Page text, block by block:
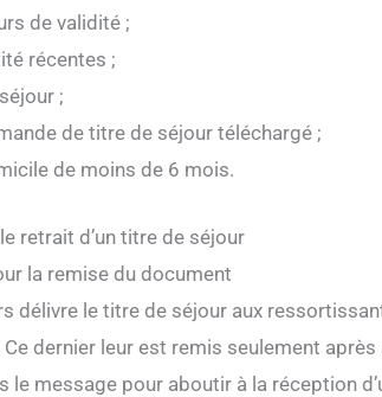
de validité ;
récentes ;
;
de titre de séjour téléchargé ;
de moins de 6 mois.
retrait d’un titre de séjour
la remise du document
délivre le titre de séjour aux
dernier leur est remis seulement
le message pour aboutir à la réception